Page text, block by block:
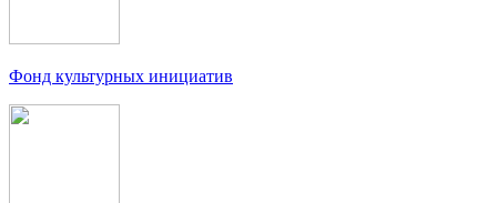
Фонд культурных инициатив